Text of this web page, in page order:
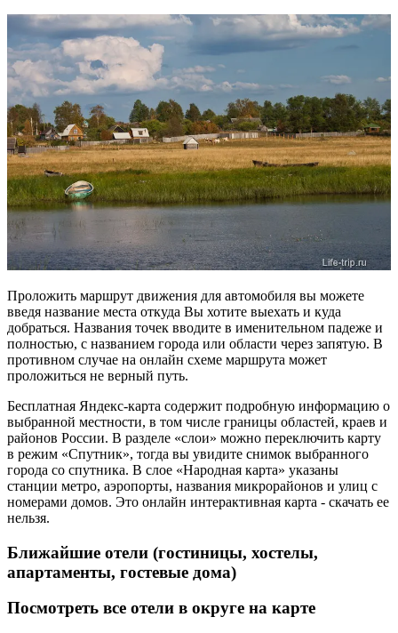
Проложить маршрут движения для автомобиля вы можете
введя название места откуда Вы хотите выехать и куда
добраться. Названия точек вводите в именительном падеже и
полностью, с названием города или области через запятую. В
противном случае на онлайн схеме маршрута может
проложиться не верный путь.
Бесплатная Яндекс-карта содержит подробную информацию о
выбранной местности, в том числе границы областей, краев и
районов России. В разделе «слои» можно переключить карту
в режим «Спутник», тогда вы увидите снимок выбранного
города со спутника. В слое «Народная карта» указаны
станции метро, аэропорты, названия микрорайонов и улиц с
номерами домов. Это онлайн интерактивная карта - скачать ее
нельзя.
Ближайшие отели (гостиницы, хостелы,
апартаменты, гостевые дома)
Посмотреть все отели в округе на карте